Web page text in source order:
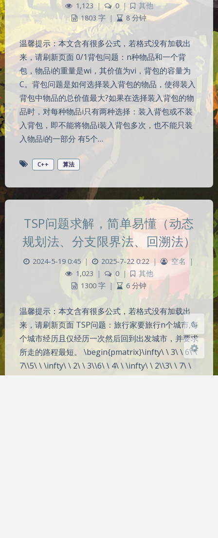
夜间模式
Sans Serif Serif
浅阴影
关闭 日落 暗化 灰度
1,123
| 0 |
其他
1803 字 | 8 分钟
温馨提示：本文含有很多公式，若格式没有加载出
来，请刷新页面 0/1背包问题：n种物品和一个背
包，物品i的重量是wi，其价值为vi，背包的容量为
C。背包问题是如何选择装入背包的物品，使得装入
背包中物品的总价值最大?如果在选择装入背包的物
品时，对每种物品i只有两种选择：装入背包或不装
入背包，即不能将物品i装入背包多次，也不能只装
入物品i的一部分 有5个…
C++ 算法
TSP问题求解，简单易懂（动态
规划法、分支限界法、回溯法）
2024-5-19 0:45 | 2025-7-22 0:22 | 空名
|
1,023
| 0 |
其他
1300 字 | 6 分钟
温馨提示：本文含有很多公式，若格式没有加载出
来，请刷新页面 TSP问题：旅行家要旅行n个城市,每
个城市经历且仅经历一次然后回到出发城市，并要求
所走的路程最短。 \begin{pmatrix}\infty\ \ 3\ \ 6\ \
7\\5\ \ \infty\ \ 2\ \ 3\\6\ \ 4\ \ \infty\ \ 2\\3\ \ 7\ \